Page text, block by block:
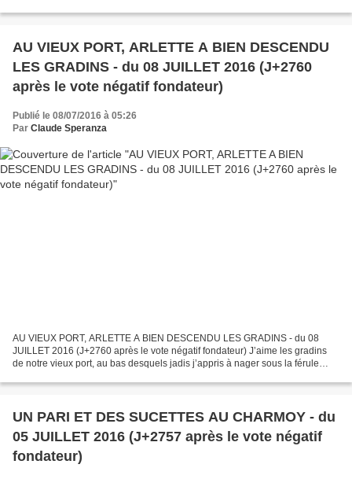
AU VIEUX PORT, ARLETTE A BIEN DESCENDU
LES GRADINS - du 08 JUILLET 2016 (J+2760
après le vote négatif fondateur)
Publié le 08/07/2016 à 05:26
Par Claude Speranza
AU VIEUX PORT, ARLETTE A BIEN DESCENDU LES GRADINS - du 08
JUILLET 2016 (J+2760 après le vote négatif fondateur) J’aime les gradins
de notre vieux port, au bas desquels jadis j’appris à nager sous la férule
UN PARI ET DES SUCETTES AU CHARMOY - du
05 JUILLET 2016 (J+2757 après le vote négatif
fondateur)